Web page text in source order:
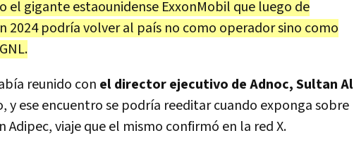
el gigante estaounidense ExxonMobil que luego de
2024 podría volver al país no como operador sino como
reunido con el director ejecutivo de Adnoc, Sultan Al
y ese encuentro se podría reeditar cuando exponga sobre
Adipec, viaje que el mismo confirmó en la red X.